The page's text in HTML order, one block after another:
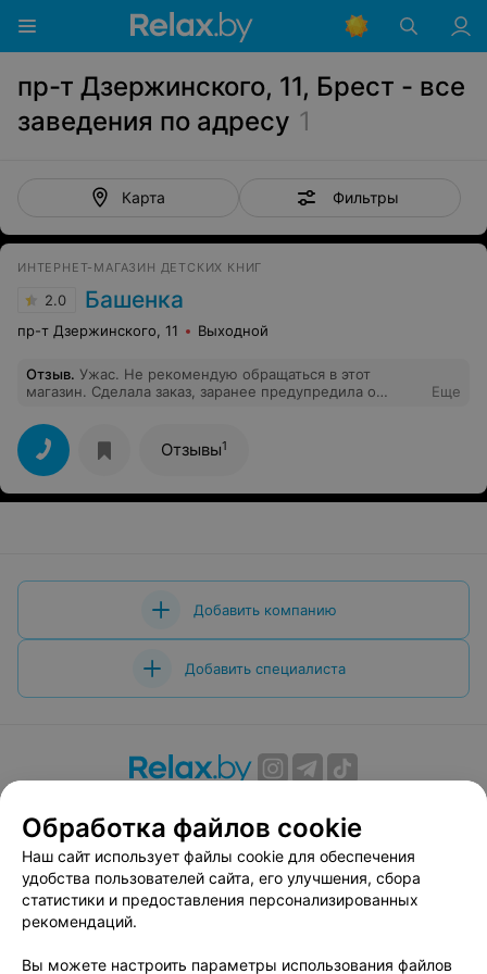
пр-т Дзержинского, 11, Брест - все
заведения по адресу 1
Карта Фильтры
ИНТЕРНЕТ-МАГАЗИН ДЕТСКИХ КНИГ
2.0 Башенка
пр-т Дзержинского, 11 Выходной
Отзыв. Ужас. Не рекомендую обращаться в этот
магазин. Сделала заказ, заранее предупредила о
будет сделано. А в пт,когда позвонила сказали, что в
лучшем случае доставят через неделю. На мое
замечание, что можно предупредить клиентов,
сообщили, что у нас 100 клиентов и что
нецелесообразно предупреждать всех.
Еще
Отзывы1
Добавить компанию
Добавить специалиста
Вакансии
Публичный договор
Способы оплаты
Публичный договор по использованию сервиса
«Афиша»
Пользовательское соглашение
Обработка файлов cookie
Наш сайт использует файлы cookie для обеспечения
удобства пользователей сайта, его улучшения, сбора
статистики и предоставления персонализированных
рекомендаций.
Вы можете настроить параметры использования файлов